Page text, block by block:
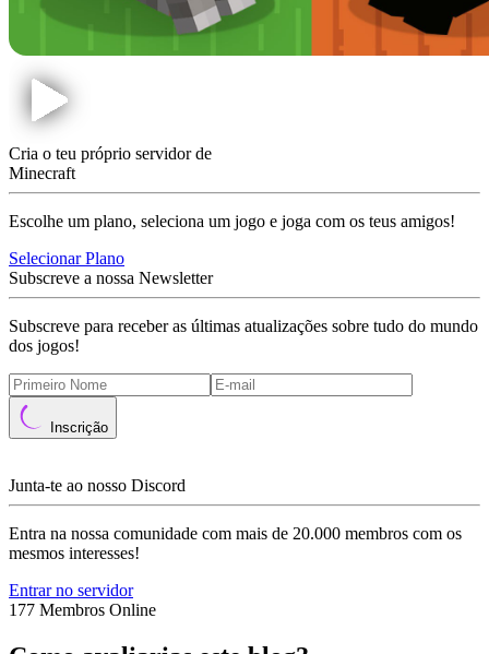
Cria o teu próprio servidor de
Minecraft
Escolhe um plano, seleciona um jogo e joga com os teus amigos!
Selecionar Plano
Subscreve a nossa Newsletter
Subscreve para receber as últimas atualizações sobre tudo do mundo
dos jogos!
Inscrição
Junta-te ao nosso Discord
Entra na nossa comunidade com mais de 20.000 membros com os
mesmos interesses!
Entrar no servidor
177 Membros Online